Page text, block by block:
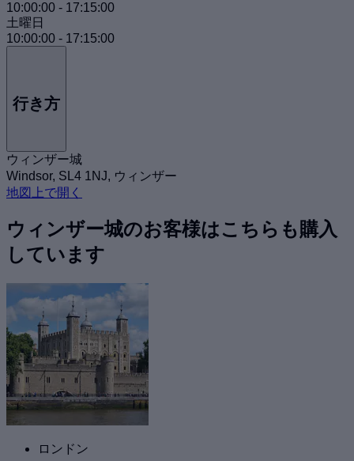
10:00:00 - 17:15:00
土曜日
10:00:00 - 17:15:00
行き方
ウィンザー城
Windsor, SL4 1NJ, ウィンザー
地図上で開く
ウィンザー城のお客様はこちらも購入
しています
ロンドン